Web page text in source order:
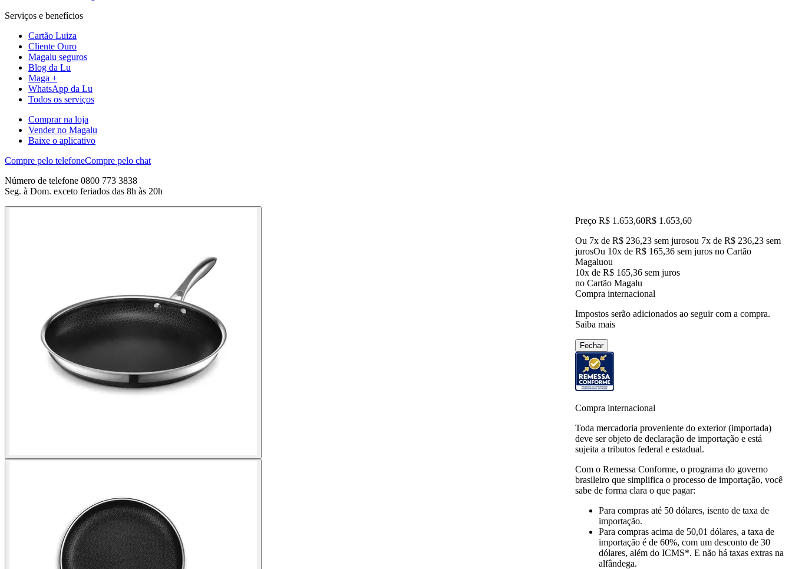
Serviços e benefícios
Cartão Luiza
Cliente Ouro
Magalu seguros
Blog da Lu
Maga +
WhatsApp da Lu
Todos os serviços
Comprar na loja
Vender no Magalu
Baixe o aplicativo
Compre pelo telefoneCompre pelo chat
Número de telefone 0800 773 3838
Seg. à Dom. exceto feriados das 8h às 20h
Preço R$ 1.653,60R$ 1.653,60
Ou 7x de R$ 236,23 sem jurosou 7x de R$ 236,23 sem
jurosOu 10x de R$ 165,36 sem juros no Cartão
Magaluou
10x de R$ 165,36 sem juros
no Cartão Magalu
Compra internacional
Impostos serão adicionados ao seguir com a compra.
Saiba mais
Fechar
Compra internacional
Toda mercadoria proveniente do exterior (importada)
deve ser objeto de declaração de importação e está
sujeita a tributos federal e estadual.
Com o Remessa Conforme, o programa do governo
brasileiro que simplifica o processo de importação, você
sabe de forma clara o que pagar:
Para compras até 50 dólares, isento de taxa de
importação.
Para compras acima de 50,01 dólares, a taxa de
importação é de 60%, com um desconto de 30
dólares, além do ICMS*. E não há taxas extras na
alfândega.